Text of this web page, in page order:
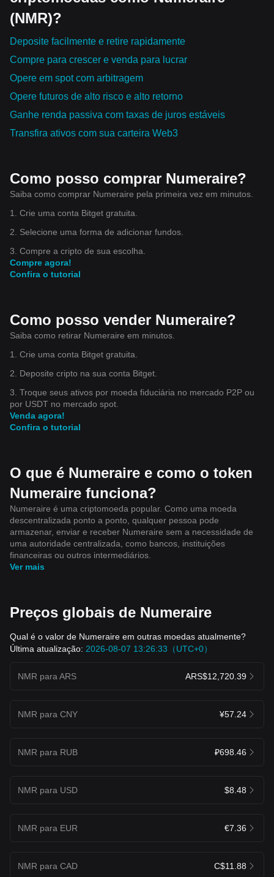
(NMR)?
Deposite facilmente e retire rapidamente
Compre para crescer e venda para lucrar
Opere em spot com arbitragem
Opere futuros de alto risco e alto retorno
Ganhe renda passiva com taxas de juros estáveis
Transfira ativos com sua carteira Web3
Como posso comprar Numeraire?
Saiba como comprar Numeraire pela primeira vez em minutos.
1. Crie uma conta Bitget gratuita.
2. Selecione uma forma de adicionar fundos.
3. Compre a cripto de sua escolha.
Compre agora!
Confira o tutorial
Como posso vender Numeraire?
Saiba como retirar Numeraire em minutos.
1. Crie uma conta Bitget gratuita.
2. Deposite cripto na sua conta Bitget.
3. Troque seus ativos por moeda fiduciária no mercado P2P ou
por USDT no mercado spot.
Venda agora!
Confira o tutorial
O que é Numeraire e como o token
Numeraire funciona?
Numeraire é uma criptomoeda popular. Como uma moeda
descentralizada ponto a ponto, qualquer pessoa pode
armazenar, enviar e receber Numeraire sem a necessidade de
uma autoridade centralizada, como bancos, instituições
financeiras ou outros intermediários.
Ver mais
Preços globais de Numeraire
Qual é o valor de Numeraire em outras moedas atualmente?
Última atualização: 2026-08-07 13:26:33（UTC+0）
NMR para ARS ARS$12,720.39
NMR para CNY ¥57.24
NMR para RUB ₽698.46
NMR para USD $8.48
NMR para EUR €7.36
NMR para CAD C$11.88